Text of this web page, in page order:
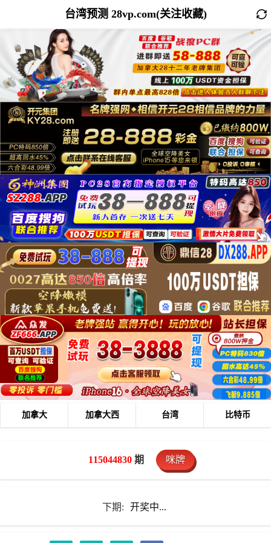
台湾预测 28vp.com(关注收藏)
加拿大 加拿大西 台湾 比特币
115044830 期 咪牌
下期: 开奖中...